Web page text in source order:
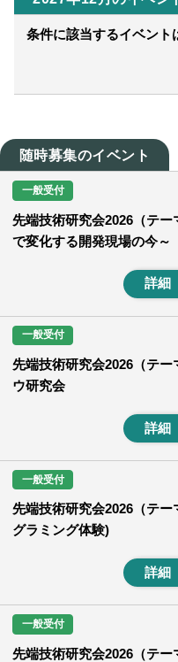
条件に該当するイベント
随時募集のイベント
一般受付
先端技術研究会2026（テ
で変化する開発現場の今～
詳細
一般受付
先端技術研究会2026（テ
ウ研究会
詳細
一般受付
先端技術研究会2026（テ
グラミング体験)
詳細
一般受付
先端技術研究会2026（テ